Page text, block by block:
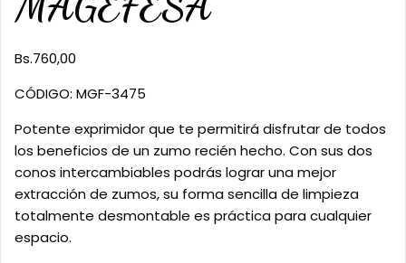
Bs.760,00
CÓDIGO: MGF-3475
Potente exprimidor que te permitirá disfrutar de todos
los beneficios de un zumo recién hecho. Con sus dos
conos intercambiables podrás lograr una mejor
extracción de zumos, su forma sencilla de limpieza
totalmente desmontable es práctica para cualquier
espacio.